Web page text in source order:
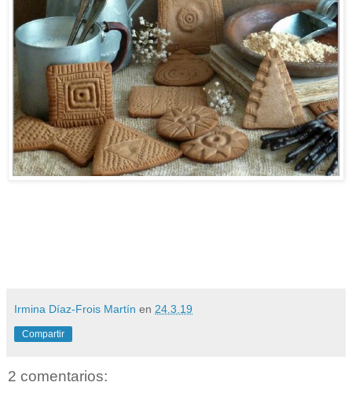
Irmina Díaz-Frois Martín en 24.3.19
Compartir
2 comentarios: